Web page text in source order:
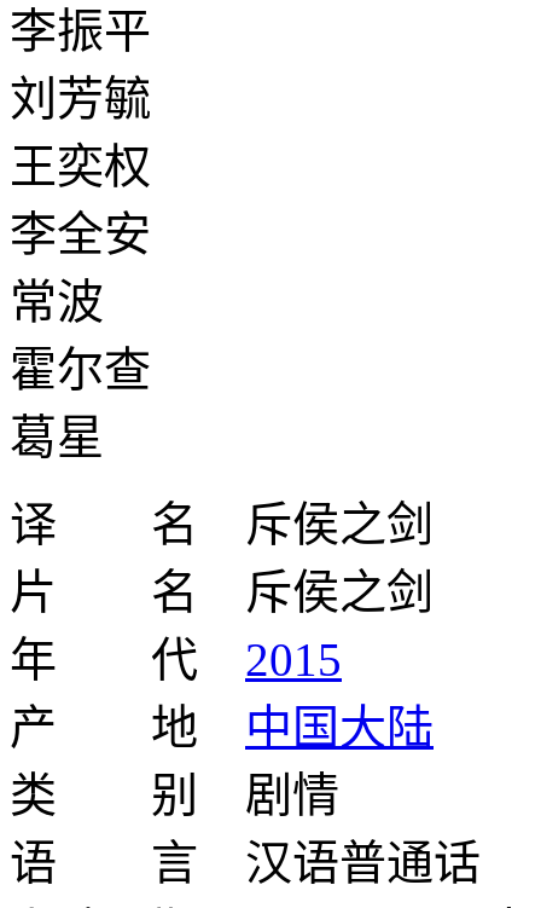
李振平
刘芳毓
王奕权
李全安
常波
霍尔查
葛星
译 名 斥侯之剑
片 名 斥侯之剑
年 代 2015
产 地 中国大陆
类 别 剧情
语 言 汉语普通话